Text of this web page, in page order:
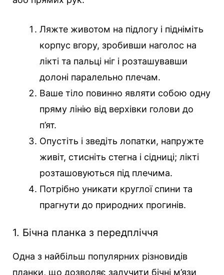
Ляжте животом на підлогу і підніміть
корпус вгору, зробивши наголос на
лікті та пальці ніг і розташувавши
долоні паралельно плечам.
Ваше тіло повинно являти собою одну
пряму лінію від верхівки голови до
п’ят.
Опустіть і зведіть лопатки, напружте
живіт, стисніть стегна і сідниці; лікті
розташовуються під плечима.
Потрібно уникати круглої спини та
прагнути до природних прогинів.
1. Бічна планка з передпліччя
Одна з найбільш популярних різновидів
планки, що дозволяє залучити бічні м’язи